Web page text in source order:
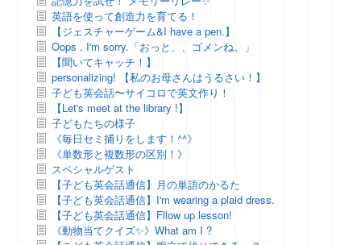
英語を使って創造力を育てる！
【ジェスチャーゲーム&I have a pen.】
Oops . I'm sorry.「おっと、、ゴメンね。」
【聞いてキャッチ！】
personalizing! 【私のお母さんはうるさい！】
子ども英会話〜サイコロで英文作り！
【Let's meet at the library !】
子どもたちの様子
《毎日セミ捕りをします！^^》
《単数形と複数形の区別！》
スペシャルゲスト
【子ども英会話通信】月の単語のかるた
【子ども英会話通信】I'm wearing a plaid dress.
【子ども英会話通信】Fllow up lesson!
《動物当てクイズ✨》What am I ?